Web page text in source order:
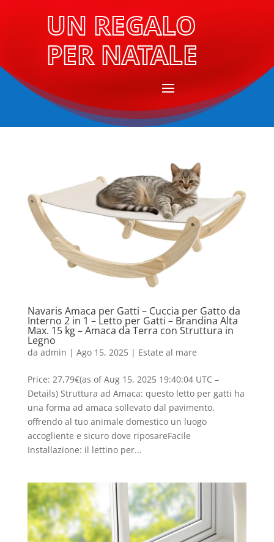
UN REGALO
PER NATALE
Navaris Amaca per Gatti – Cuccia per Gatto da
Interno 2 in 1 – Letto per Gatti – Brandina Alta
Max. 15 kg – Amaca da Terra con Struttura in
Legno
da admin | Ago 15, 2025| Estate al mare
Price: 27,79€(as of Aug 15, 2025 19:40:04 UTC –
Details) Struttura ad Amaca: questo letto per gatti ha
una forma ad amaca sollevato dal pavimento,
offrendo al tuo animale domestico un luogo
accogliente e sicuro dove riposareFacile
Installazione: il lettino per...